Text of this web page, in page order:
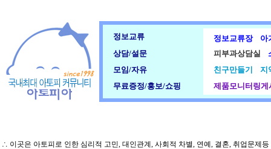
정보교류 정보교류장
아
상담/설문
피부과상담실
모임/자유
친구만들기
지
무료증정/홍보/쇼핑
제품모니터링게
∴ 이곳은 아토피로 인한 심리적 고민, 대인관계, 사회적 차별, 연예, 결혼, 취업문제